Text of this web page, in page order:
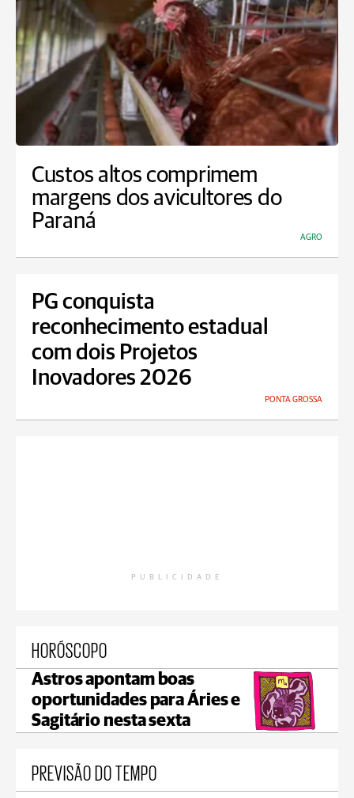
Custos altos comprimem
margens dos avicultores do
Paraná
AGRO
PG conquista
reconhecimento estadual
com dois Projetos
Inovadores 2026
PONTA GROSSA
PUBLICIDADE
HORÓSCOPO
Astros apontam boas
oportunidades para Áries e
Sagitário nesta sexta
PREVISÃO DO TEMPO